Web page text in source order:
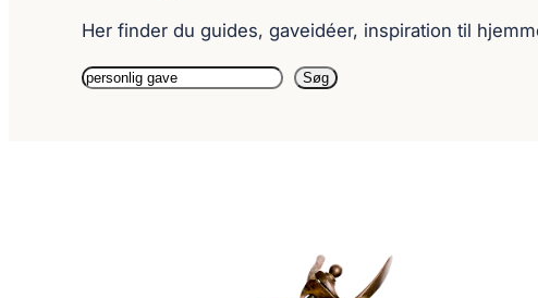
Her finder du guides, gaveidéer, inspiration til
Søg
Søg